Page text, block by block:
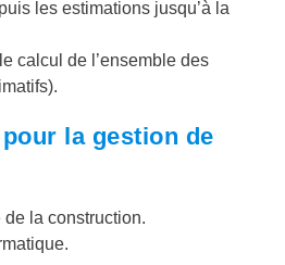
les estimations jusqu’à la
calcul de l’ensemble des
la gestion de
de la construction.